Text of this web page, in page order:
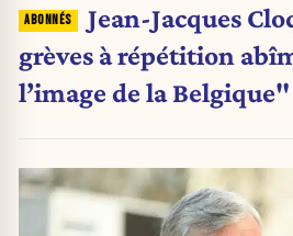
Jean-Jacques
grèves à répétition
l’image de la Belgique"